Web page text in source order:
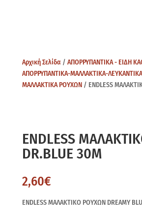
Αρχική Σελίδα / ΑΠΟΡΡΥΠΑΝΤΙΚΑ - ΕΙΔΗ
ΑΠΟΡΡΥΠΑΝΤΙΚΑ-ΜΑΛΛΑΚΤΙΚΑ-
ΜΑΛΛΑΚΤΙΚΑ ΡΟΥΧΩΝ/ ENDLESS
ENDLESS
DR.BLUE 30M
2,60€
ENDLESS ΜΑΛΑΚΤΙΚΟ ΡΟΥΧΩΝ DREAMY